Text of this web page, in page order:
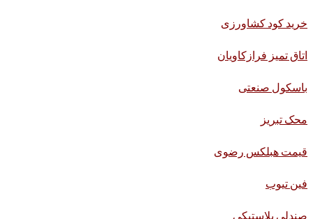
خرید کود کشاورزی
اتاق تمیز فرازکاویان
باسکول صنعتی
محک تبریز
قیمت هبلکس رضوی
فین تیوب
صندلی پلاستیکی